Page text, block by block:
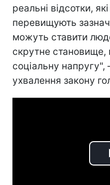
реальні відсотки,
перевищують
можуть ставити
скрутне
соціальну
ухвалення закону